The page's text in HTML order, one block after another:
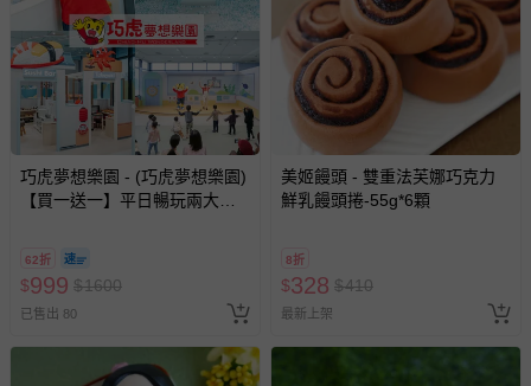
巧虎夢想樂園 - (巧虎夢想樂園)
【買一送一】平日暢玩兩大一
換，贈送券現場領取)-效期至
2026/10/16 正券逾期視同現金
券使用
62折
$999 $1600
已售出 80
美姬饅頭 - 雙重法芙娜巧克力
鮮乳饅頭捲-55g*6顆
8折
$328 $410
最新上架